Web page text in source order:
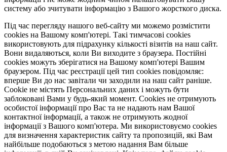
систему або зчитувати інформацію з Вашого жорсткого диска.
Під час перегляду нашого веб-сайту ми можемо розмістити
cookies на Вашому комп'ютері. Такі тимчасові cookies
використовують для підрахунку кількості візитів на наш сайт.
Вони видаляються, коли Ви виходите з браузера. Постійні
cookies можуть зберігатися на Вашому комп'ютері Вашим
браузером. Під час реєстрації цей тип cookies повідомляє:
вперше Ви до нас завітали чи заходили на наш сайт раніше.
Cookie не містять Персональних даних і можуть бути
заблоковані Вами у будь-який момент. Сookies не отримують
особистої інформації про Вас та не надають нам Вашої
контактної інформації, а також не отримують жодної
інформації з Вашого комп'ютера. Ми використовуємо cookies
для визначення характеристик сайту та пропозицій, які Вам
найбільше подобаються з метою надання Вам більше